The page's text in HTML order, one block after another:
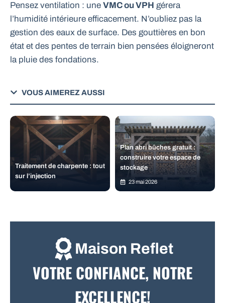
Pensez ventilation : une VMC ou VPH gérera
l’humidité intérieure efficacement. N’oubliez pas la
gestion des eaux de surface. Des gouttières en bon
état et des pentes de terrain bien pensées éloigneront
la pluie des fondations.
VOUS AIMEREZ AUSSI
Traitement de charpente : tout
sur l’injection
Plan abri bûches gratuit :
construire votre espace de
stockage
23 mai 2026
Maison Reflet
VOTRE CONFIANCE, NOTRE
EXCELLENCE!